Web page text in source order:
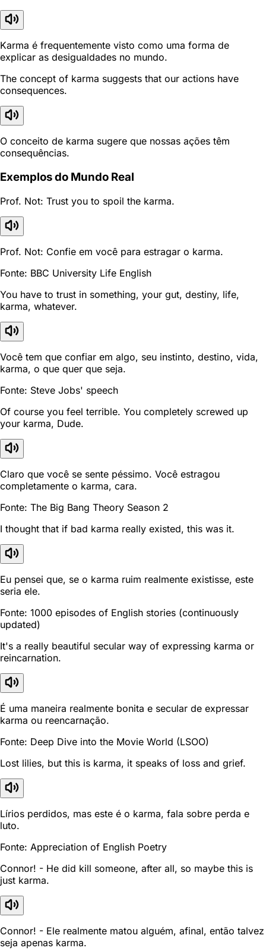
Karma é frequentemente visto como uma forma de
explicar as desigualdades no mundo.
The concept of karma suggests that our actions have
consequences.
O conceito de karma sugere que nossas ações têm
consequências.
Exemplos do Mundo Real
Prof. Not: Trust you to spoil the karma.
Prof. Not: Confie em você para estragar o karma.
Fonte: BBC University Life English
You have to trust in something, your gut, destiny, life,
karma, whatever.
Você tem que confiar em algo, seu instinto, destino, vida,
karma, o que quer que seja.
Fonte: Steve Jobs' speech
Of course you feel terrible. You completely screwed up
your karma, Dude.
Claro que você se sente péssimo. Você estragou
completamente o karma, cara.
Fonte: The Big Bang Theory Season 2
I thought that if bad karma really existed, this was it.
Eu pensei que, se o karma ruim realmente existisse, este
seria ele.
Fonte: 1000 episodes of English stories (continuously
updated)
It's a really beautiful secular way of expressing karma or
reincarnation.
É uma maneira realmente bonita e secular de expressar
karma ou reencarnação.
Fonte: Deep Dive into the Movie World (LSOO)
Lost lilies, but this is karma, it speaks of loss and grief.
Lírios perdidos, mas este é o karma, fala sobre perda e
luto.
Fonte: Appreciation of English Poetry
Connor! - He did kill someone, after all, so maybe this is
just karma.
Connor! - Ele realmente matou alguém, afinal, então talvez
seja apenas karma.